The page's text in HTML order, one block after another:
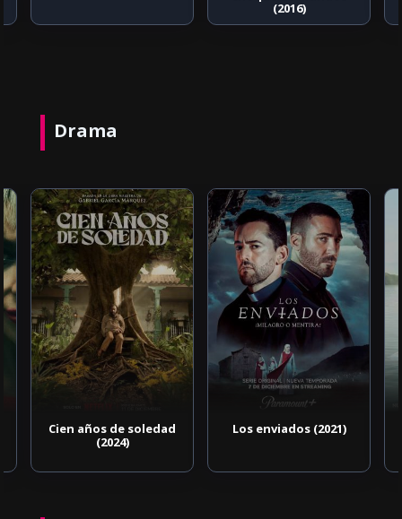
(2016)
Drama
Cien años de soledad
(2024)
Los enviados (2021)